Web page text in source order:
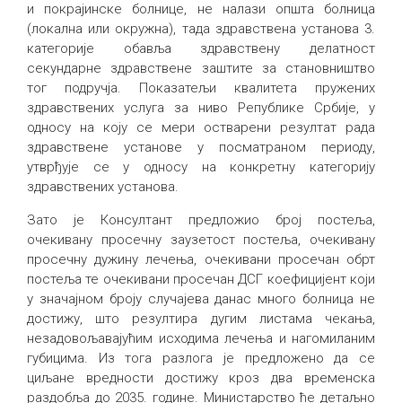
и покрајинске болнице, не налази општа болница
(локална или окружна), тада здравствена установа 3.
категорије обавља здравствену делатност
секундарне здравствене заштите за становништво
тог подручја. Показатељи квалитета пружених
здравствених услуга за ниво Републике Србије, у
односу на коју се мери остварени резултат рада
здравствене установе у посматраном периоду,
утврђује се у односу на конкретну категорију
здравствених установа.
Зато је Консултант предложио број постеља,
очекивану просечну заузетост постеља, очекивану
просечну дужину лечења, очекивани просечан обрт
постеља те очекивани просечан ДСГ коефицијент који
у значајном броју случајева данас много болница не
достижу, што резултира дугим листама чекања,
незадовољавајућим исходима лечења и нагомиланим
губицима. Из тога разлога је предложено да се
циљане вредности достижу кроз два временска
раздобља до 2035. године. Министарство ће детаљно